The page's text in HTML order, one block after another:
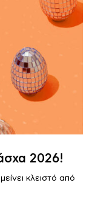
2026!
κλειστό από